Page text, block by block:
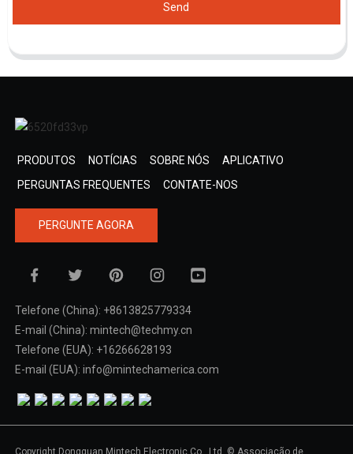
Send
PRODUTOS NOTÍCIAS SOBRE NÓS
APLICATIVO
PERGUNTAS FREQUENTES
CONTATE-NOS
PERGUNTE AGORA
Telefone (China): +8613825779334
E-mail (China): mintech@techmy.cn
Telefone (EUA): +16266628193
E-mail (EUA): info@mintechamerica.com